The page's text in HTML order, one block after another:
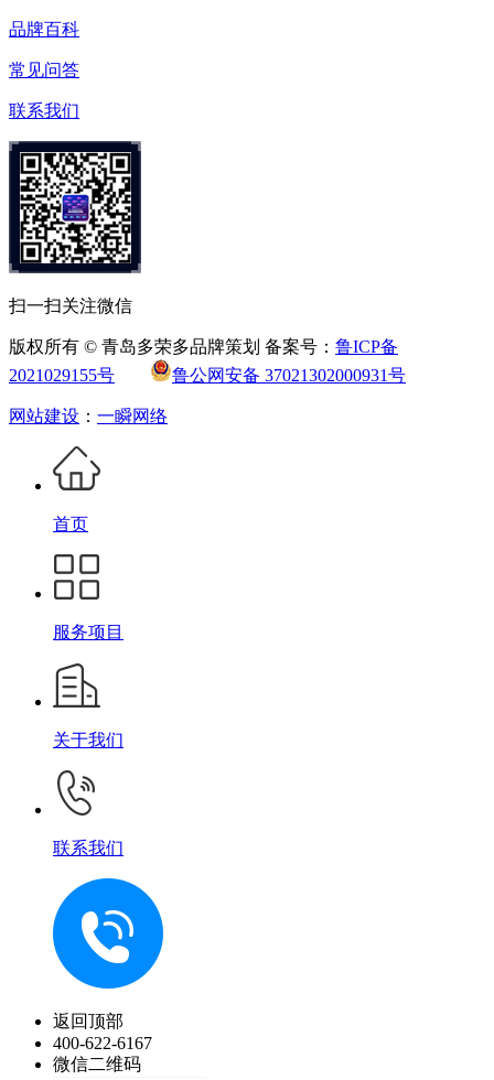
品牌百科
常见问答
联系我们
扫一扫关注微信
版权所有 © 青岛多荣多品牌策划 备案号： 鲁ICP备
2021029155号
鲁公网安备 37021302000931号
网站建设 ： 一瞬网络
首页
服务项目
关于我们
联系我们
返回顶部
400-622-6167
微信二维码